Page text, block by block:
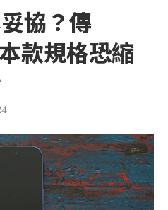
協？傳
款規格恐縮